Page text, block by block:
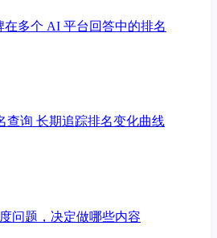
多个 AI 平台回答中的排名
查询 长期追踪排名变化曲线
问题，决定做哪些内容